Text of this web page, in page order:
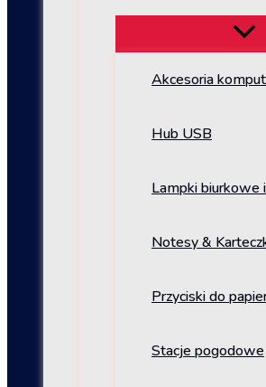
Akcesoria
Hub USB
Lampki biurkowe
Notesy &
Przyciski do
Stacje pogodowe